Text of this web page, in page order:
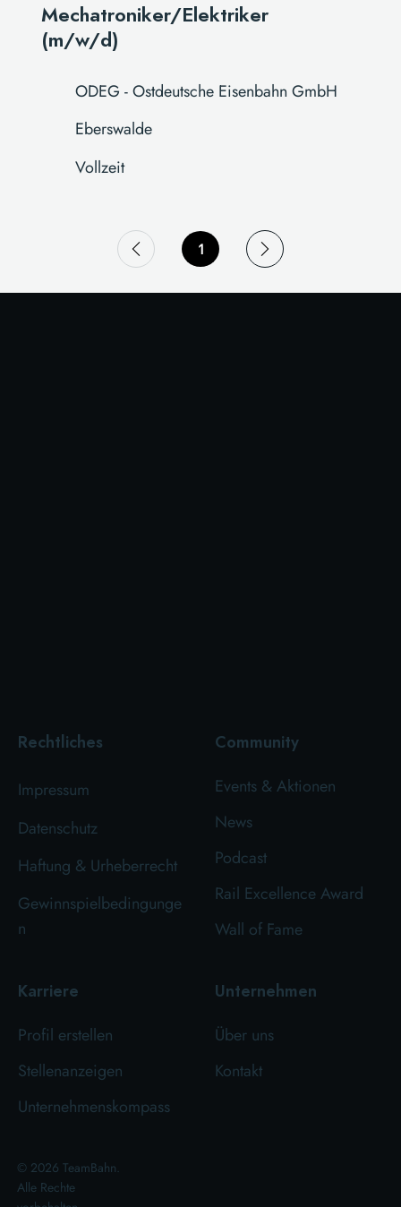
Mechatroniker/Elektriker
(m/w/d)
ODEG - Ostdeutsche Eisenbahn GmbH
Eberswalde
Vollzeit
1Seite
Rechtliches
Impressum
Datenschutz
Haftung & Urheberrecht
Gewinnspielbedingunge
n
Community
News
Events & Aktionen
Podcast
Rail Excellence Award
Wall of Fame
Karriere
Profil erstellen
Stellenanzeigen
Unternehmenskompass
Unternehmen
Über uns
Kontakt
© 2026 TeamBahn.
Alle Rechte